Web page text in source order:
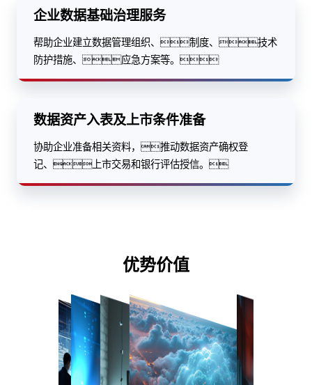
企业数据基础治理服务
帮助企业建立数据管理组织、制度、技术
防护措施、应急方案等。
数据资产入表及上市条件准备
协助企业准备相关资料，推动数据资产确权登
记、上市交易和银行评估授信。
优势价值